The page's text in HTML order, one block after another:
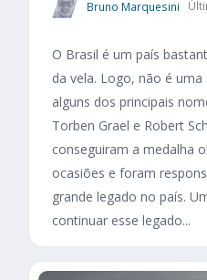
Bruno Marquesini
O Brasil é um país
da vela. Logo, não é
alguns dos principais
Torben Grael e Robert
conseguiram a medalha
ocasiões e foram
grande legado no país.
continuar esse legado...